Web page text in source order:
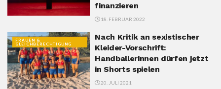
finanzieren
18. FEBRUAR 2022
FRAUEN &
GLEICHBERECHTIGUNG
Nach Kritik an sexistischer
Kleider-Vorschrift:
Handballerinnen dürfen jetzt
in Shorts spielen
20. JULI 2021